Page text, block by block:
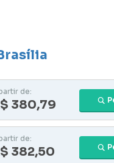
de:
380,79
de:
382,50